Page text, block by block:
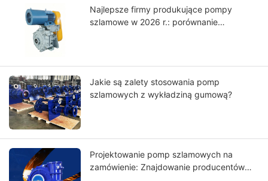
Najlepsze firmy produkujące pompy
szlamowe w 2026 r.: porównanie
Jakie są zalety stosowania pomp
szlamowych z wykładziną gumową?
Projektowanie pomp szlamowych na
zamówienie: Znajdowanie producentów